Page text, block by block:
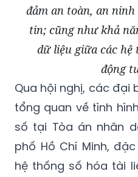
đảm an toàn, an
tin; cũng như khả
dữ liệu giữa các
động
Qua hội nghị, các đại
tổng quan về tình
số tại Tòa án nhân
phố Hồ Chí Minh,
hệ thống số hóa tài